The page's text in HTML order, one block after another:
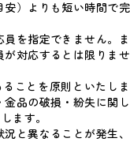
安）よりも短い時間で完
を指定できません。ま
対応するとは限りませ
ことを原則といたしま
品の破損・紛失に関し
ます。
と異なることが発生、